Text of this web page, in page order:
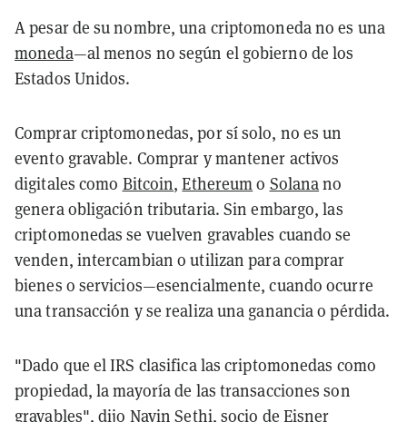
A pesar de su nombre, una criptomoneda no es una
moneda—al menos no según el gobierno de los
Estados Unidos.
Comprar criptomonedas, por sí solo, no es un
evento gravable. Comprar y mantener activos
digitales como Bitcoin,Ethereumo Solanano
genera obligación tributaria. Sin embargo, las
criptomonedas se vuelven gravables cuando se
venden, intercambian o utilizan para comprar
bienes o servicios—esencialmente, cuando ocurre
una transacción y se realiza una ganancia o pérdida.
"Dado que el IRS clasifica las criptomonedas como
propiedad, la mayoría de las transacciones son
gravables", dijo Navin Sethi, socio de Eisner